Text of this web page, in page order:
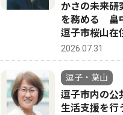
かさの未来研
を務める 畠
逗子市桜山
2026.07.31
逗子・葉山
逗子市内の公
生活支援を行